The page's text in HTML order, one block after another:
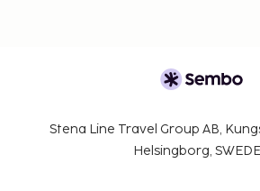
Stena Line Travel Group AB,
Helsingborg,